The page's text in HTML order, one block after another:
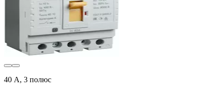
40 А, 3 полюс